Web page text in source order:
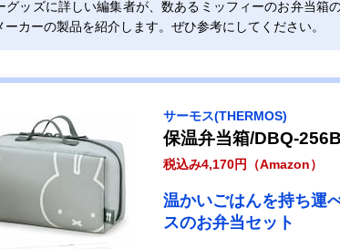
グッズに詳しい編集者が、数あるミッフィーのお弁当箱
カーの製品を紹介します。ぜひ参考にしてください。
サーモス(THERMOS)
保温弁当箱/DBQ-256B
税込み4,170円（Amazon）
温かいごはんを持ち運
スのお弁当セット